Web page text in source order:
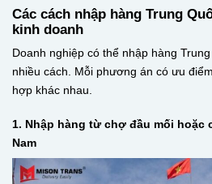
Các cách nhập hàng Trung
kinh doanh
Doanh nghiệp có thể nhập hàng
nhiều cách. Mỗi phương án có ưu
hợp khác nhau.
1. Nhập hàng từ chợ đầu mối hoặc
Nam